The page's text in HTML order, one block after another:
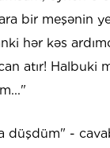
bir meşənin
hər kəs
atır! Halbuki
düşdüm" -